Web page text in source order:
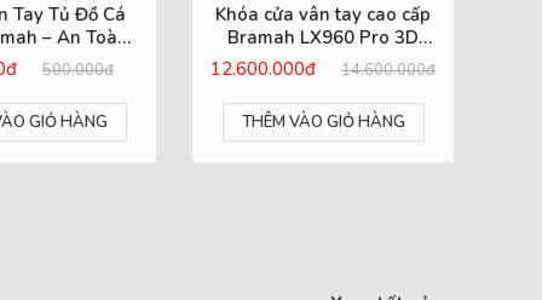
TAY HAI CHIỀU BRAMAH-
4.800.000đ
KHÓA CỬA CỔNG
BRAMAH-C300
5.450.000đ
THÊM VÀO GIỎ HÀNG